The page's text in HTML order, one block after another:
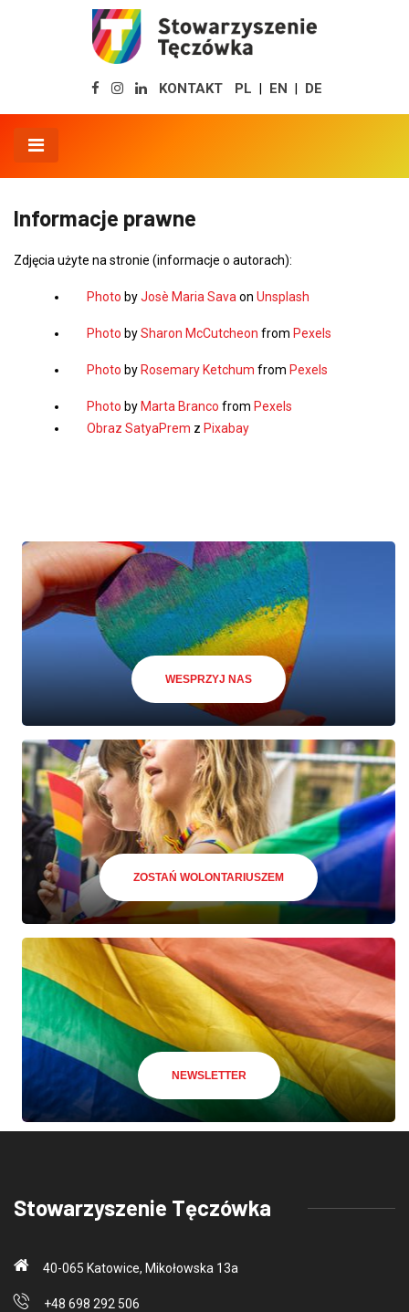
KONTAKT PL EN DE
Informacje prawne
Zdjęcia użyte na stronie (informacje o autorach):
Photo byJosè Maria Sava on Unsplash
Photo bySharon McCutcheon from Pexels
Photo by Rosemary Ketchum from Pexels
Photo by Marta Branco from Pexels
Obraz SatyaPrem z Pixabay
WESPRZYJ NAS
ZOSTAŃ WOLONTARIUSZEM
NEWSLETTER
Stowarzyszenie Tęczówka
40-065 Katowice, Mikołowska 13a
+48 698 292 506